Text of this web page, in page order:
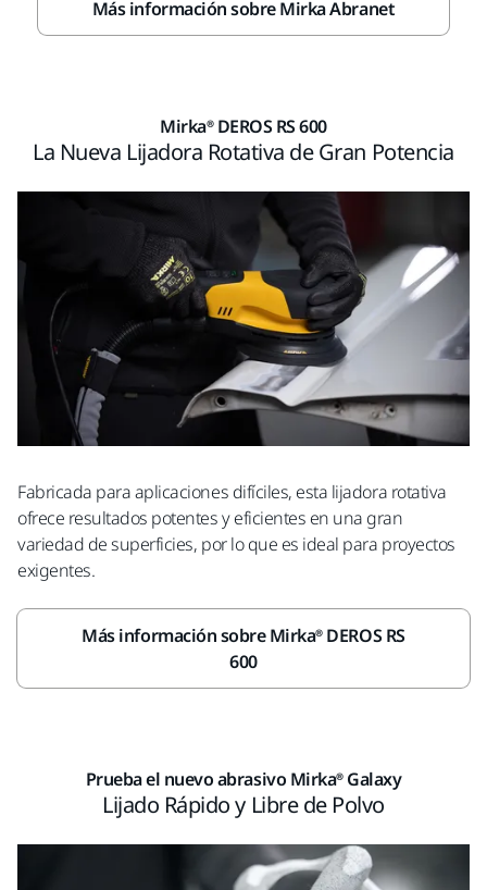
Más información sobre Mirka Abranet
Mirka® DEROS RS 600
La Nueva Lijadora Rotativa de Gran Potencia
Fabricada para aplicaciones difíciles, esta lijadora rotativa
ofrece resultados potentes y eficientes en una gran
variedad de superficies, por lo que es ideal para proyectos
exigentes.
Más información sobre Mirka® DEROS RS
600
Prueba el nuevo abrasivo Mirka® Galaxy
Lijado Rápido y Libre de Polvo